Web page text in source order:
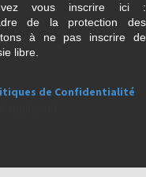
vous inscrire ici :
de la protection des
à ne pas inscrire de
libre.
de Confidentialité